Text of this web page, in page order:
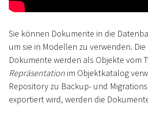
Sie können Dokumente in die
um sie in Modellen zu verwenden.
Dokumente werden als Objekte vom
Repräsentation im Objektkatalog
Repository zu Backup- und
exportiert wird, werden die